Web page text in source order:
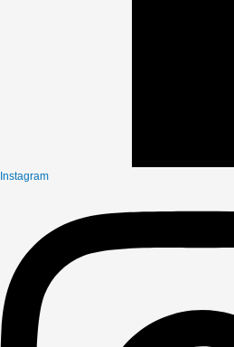
Instagram